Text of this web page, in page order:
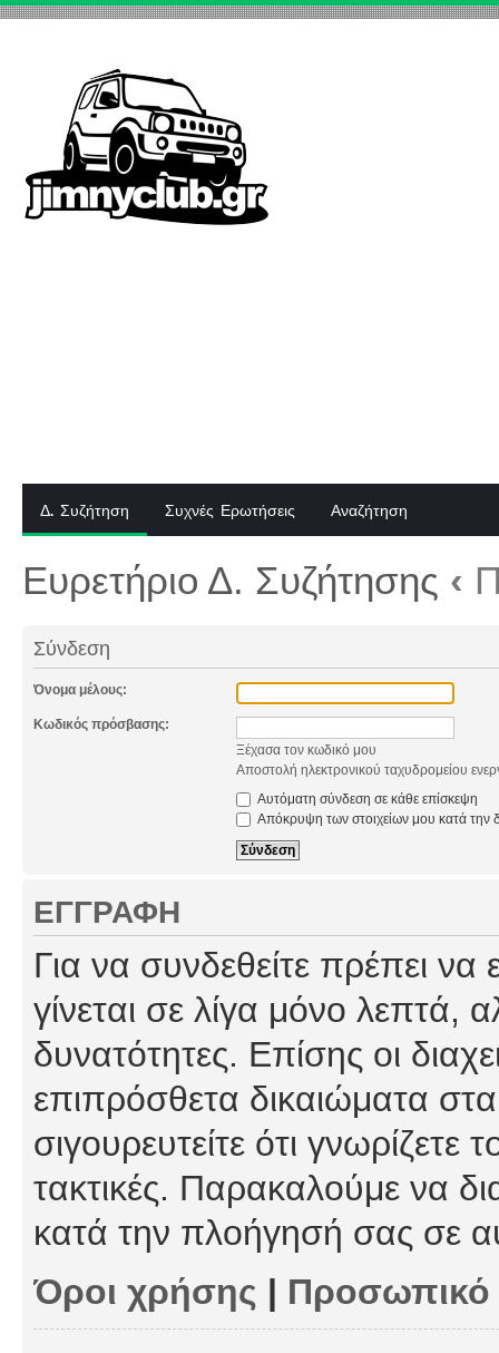
Δ. Συζήτηση Συχνές Ερωτήσεις Αναζήτηση
Ευρετήριο Δ. Συζήτησης ‹
Σύνδεση
Όνομα μέλους:
Κωδικός πρόσβασης:
Ξέχασα τον κωδικό μου
Αποστολή ηλεκτρονικού ταχυδρομείου
Αυτόματη σύνδεση σε κάθε επίσκεψη
Απόκρυψη των στοιχείων μου κατά την
ΕΓΓΡΑΦΉ
Για να συνδεθείτε πρέπει
γίνεται σε λίγα μόνο λεπτά,
δυνατότητες. Επίσης οι
επιπρόσθετα δικαιώματα
σιγουρευτείτε ότι γνωρίζετε
τακτικές. Παρακαλούμε να
κατά την πλοήγησή σας σε
Όροι χρήσης |